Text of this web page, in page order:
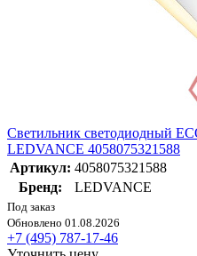
Светильник светодиодный
LEDVANCE 4058075321588
Артикул: 4058075321588
Бренд:
LEDVANCE
Под заказ
Обновлено 01.08.2026
+7 (495) 787-17-46